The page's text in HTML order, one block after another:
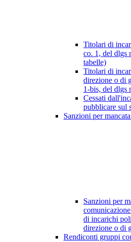
Titolari di
co. 1, del dlgs
tabelle)
Titolari di
direzione o di
1-bis, del dlgs
Cessati
pubblicare sul
Sanzioni per
Sanzioni per
di incarichi
direzione o di
Rendiconti gruppi